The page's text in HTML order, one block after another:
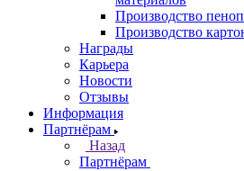
Производство
Производство
Награды
Карьера
Новости
Отзывы
Информация
Партнёрам
Назад
Партнёрам